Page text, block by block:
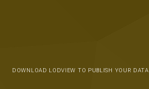
DOWNLOAD LODVIEW TO PUBLISH YOUR DATA